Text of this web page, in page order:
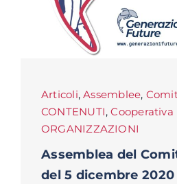
Articoli,Assemblee,
CONTENUTI,Cooperativa
ORGANIZZAZIONI
Assemblea del
del 5 dicembre 2020